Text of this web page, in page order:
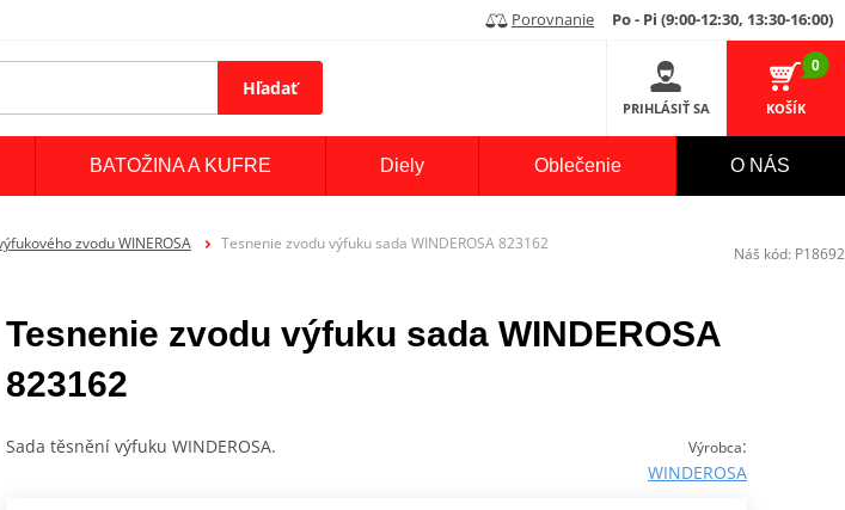
Porovnanie Po - Pi (9:00-12:30, 13:30-16:00)
Hľadať
PRIHLÁSIŤ SA
0
KOŠÍK
BATOŽINA A KUFRE Diely Oblečenie O NÁS
zvodu WINEROSA Tesnenie zvodu výfuku sada WINDEROSA 823162
Tesnenie zvodu výfuku sada WINDEROSA
823162
Výrobca:
WINDEROSA
Sada těsnění výfuku WINDEROSA.
Náš kód: P18692